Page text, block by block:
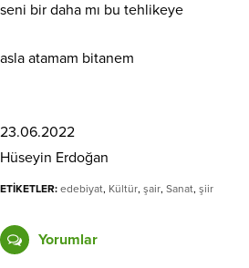
seni bir daha mı bu tehlikeye
asla atamam bitanem
23.06.2022
Hüseyin Erdoğan
ETİKETLER: edebiyat, Kültür, şair, Sanat, şiir
Yorumlar